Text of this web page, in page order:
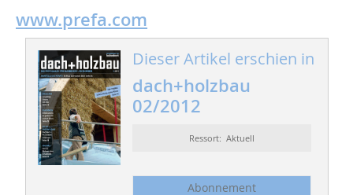
www.prefa.com
Dieser Artikel erschien in
dach+holzbau
02/2012
Ressort: Aktuell
Abonnement